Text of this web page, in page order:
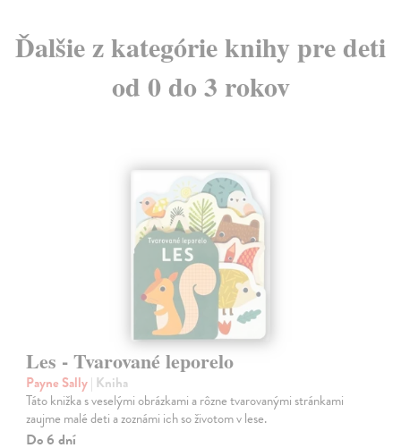
Ďalšie z kategórie knihy pre deti
od 0 do 3 rokov
Les - Tvarované leporelo
Payne Sally| Kniha
Táto knižka s veselými obrázkami a rôzne tvarovanými stránkami
zaujme malé deti a zoznámi ich so životom v lese.
Do 6 dní